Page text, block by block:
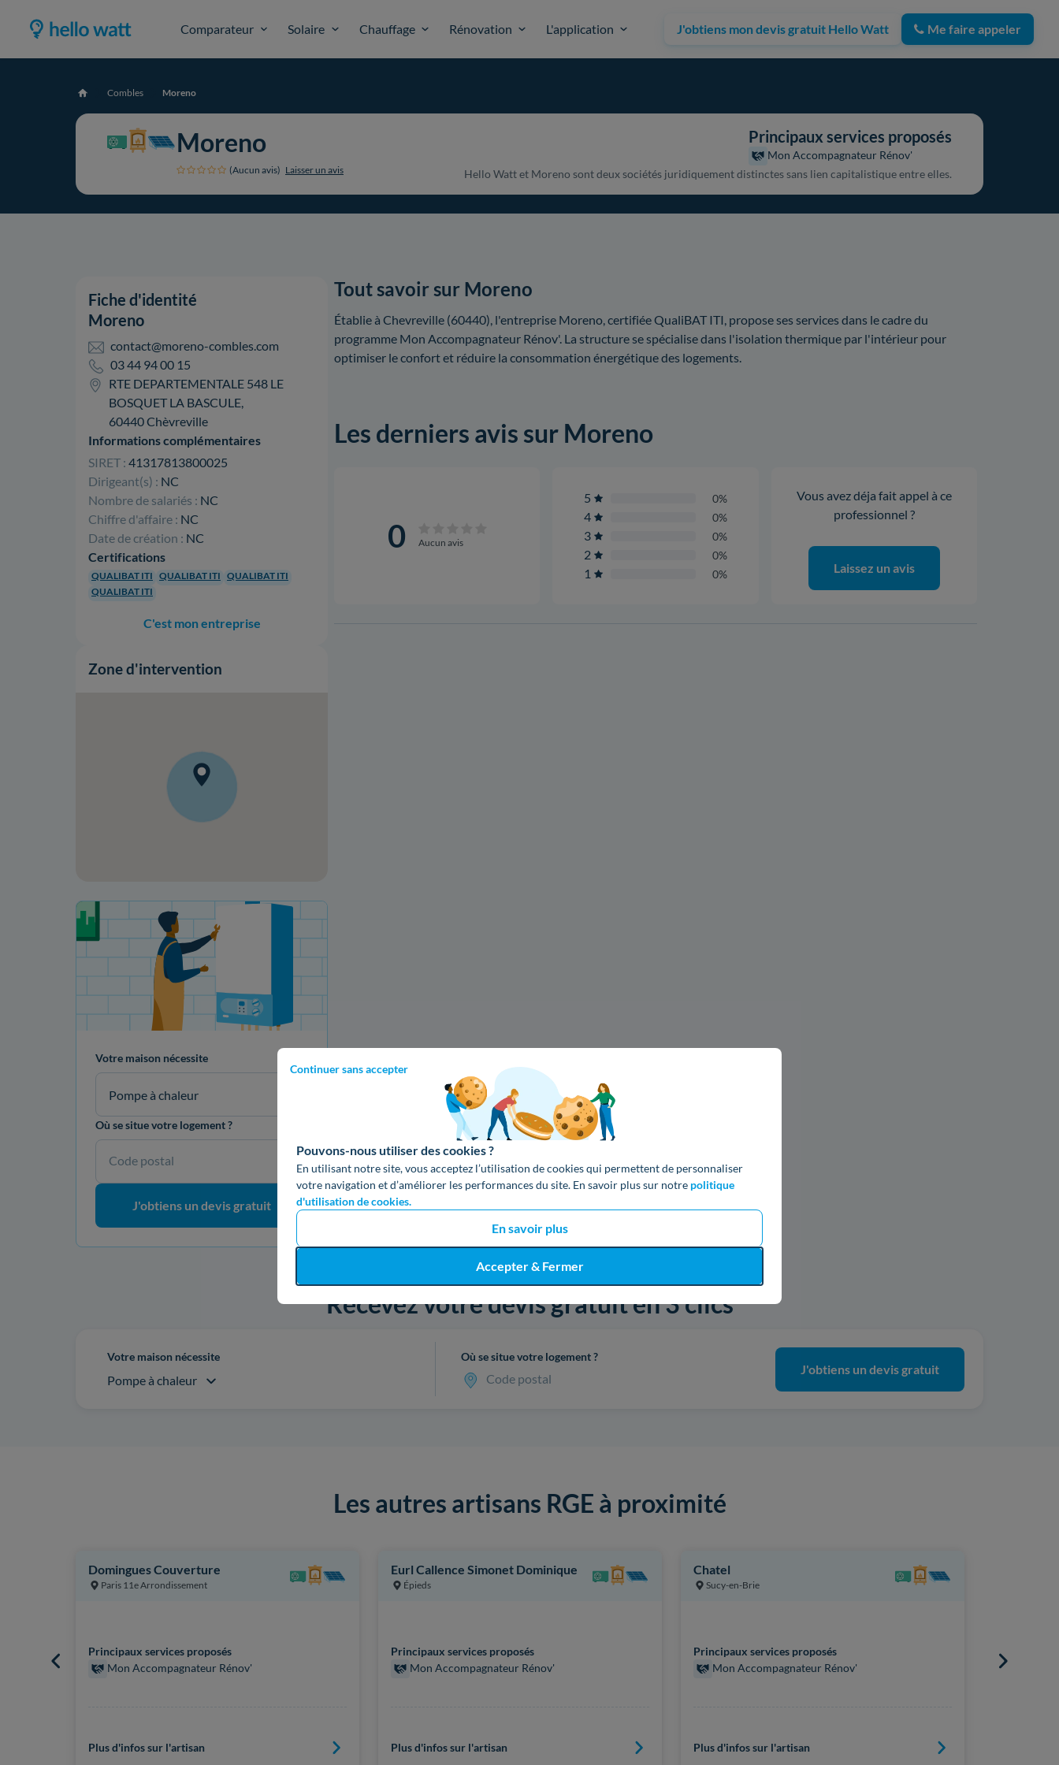
Comparateur Solaire Chauffage Rénovation L'application J'obtiens mon devis gratuit Hello Watt Me faire appeler
Continuer sans accepter
Pouvons-nous utiliser des cookies ?
En utilisant notre site, vous acceptez l’utilisation de cookies qui permettent de personnaliser
votre navigation et d’améliorer les performances du site. En savoir plus sur notre politique
d'utilisation de cookies.
En savoir plus
Accepter & Fermer
Accueil Combles Moreno
Moreno
(Aucun avis) Laisser un avis
Principaux services proposés
Mon Accompagnateur Rénov'
Hello Watt et Moreno sont deux sociétés juridiquement distinctes sans lien capitalistique entre elles.
Fiche d'identité
Moreno
contact@moreno-combles.com
03 44 94 00 15
RTE DEPARTEMENTALE 548 LE
BOSQUET LA BASCULE,
60440 Chèvreville
Informations complémentaires
SIRET : 41317813800025
Dirigeant(s) : NC
Nombre de salariés : NC
Chiffre d'affaire : NC
Date de création : NC
Certifications
QUALIBAT ITI QUALIBAT ITI QUALIBAT ITI
QUALIBAT ITI
C'est mon entreprise
Zone d'intervention
Votre projet de rénovation
Votre maison nécessite
Pompe à chaleur
Où se situe votre logement ?
Code postal
J'obtiens un devis gratuit
Tout savoir sur Moreno
Établie à Chevreville (60440), l'entreprise Moreno, certifiée QualiBAT ITI, propose ses services dans le cadre du
programme Mon Accompagnateur Rénov'. La structure se spécialise dans l'isolation thermique par l'intérieur pour
optimiser le confort et réduire la consommation énergétique des logements.
Les derniers avis sur Moreno
0 Aucun avis
5 0%
4 0%
3 0%
2 0%
1 0%
Vous avez déja fait appel à ce
professionnel ?
Laissez un avis
Recevez votre devis gratuit en 3 clics
Votre maison nécessite
Pompe à chaleur
Où se situe votre logement ?
Code postal
J'obtiens un devis gratuit
Les autres artisans RGE à proximité
Domingues Couverture
Paris 11e Arrondissement
Principaux services proposés
Mon Accompagnateur Rénov'
Plus d'infos sur l'artisan
Eurl Callence Simonet Dominique
Épieds
Principaux services proposés
Mon Accompagnateur Rénov'
Plus d'infos sur l'artisan
Chatel
Sucy-en-Brie
Principaux services proposés
Mon Accompagnateur Rénov'
Plus d'infos sur l'artisan
Principaux